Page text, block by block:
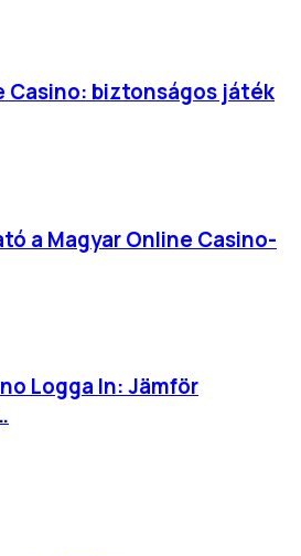
Casino: biztonságos játék
a Magyar Online Casino-
Logga In: Jämför